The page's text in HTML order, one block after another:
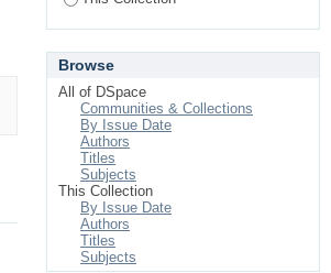
Browse
All of DSpace
Communities & Collections
By Issue Date
Authors
Titles
Subjects
This Collection
By Issue Date
Authors
Titles
Subjects